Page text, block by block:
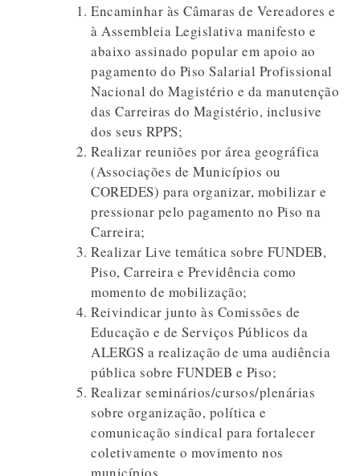
Encaminhar às Câmaras de Vereadores e
à Assembleia Legislativa manifesto e
abaixo assinado popular em apoio ao
pagamento do Piso Salarial Profissional
Nacional do Magistério e da manutenção
das Carreiras do Magistério, inclusive
dos seus RPPS;
Realizar reuniões por área geográfica
(Associações de Municípios ou
COREDES) para organizar, mobilizar e
pressionar pelo pagamento no Piso na
Carreira;
Realizar Live temática sobre FUNDEB,
Piso, Carreira e Previdência como
momento de mobilização;
Reivindicar junto às Comissões de
Educação e de Serviços Públicos da
ALERGS a realização de uma audiência
pública sobre FUNDEB e Piso;
Realizar seminários/cursos/plenárias
sobre organização, política e
comunicação sindical para fortalecer
coletivamente o movimento nos
municípios.